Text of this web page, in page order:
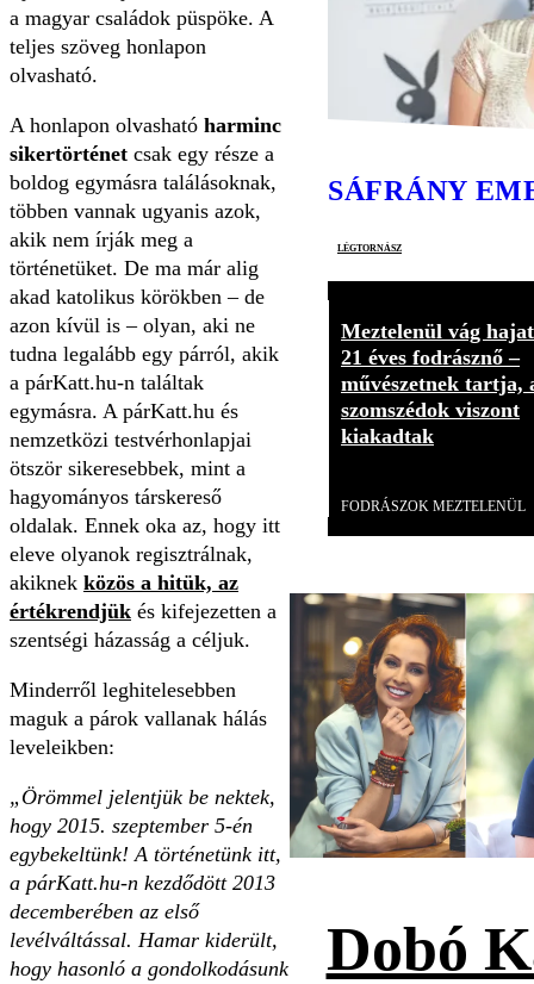
a magyar családok püspöke. A
teljes szöveg honlapon
olvasható.
A honlapon olvasható harminc
sikertörténet csak egy része a
boldog egymásra találásoknak,
többen vannak ugyanis azok,
akik nem írják meg a
történetüket. De ma már alig
akad katolikus körökben – de
azon kívül is – olyan, aki ne
tudna legalább egy párról, akik
a párKatt.hu-n találtak
egymásra. A párKatt.hu és
nemzetközi testvérhonlapjai
ötször sikeresebbek, mint a
hagyományos társkereső
oldalak. Ennek oka az, hogy itt
eleve olyanok regisztrálnak,
akiknek közös a hitük, az
értékrendjük és kifejezetten a
szentségi házasság a céljuk.
Minderről leghitelesebben
maguk a párok vallanak hálás
leveleikben:
„Örömmel jelentjük be nektek,
hogy 2015. szeptember 5-én
egybekeltünk! A történetünk itt,
a párKatt.hu-n kezdődött 2013
decemberében az első
levélváltással. Hamar kiderült,
hogy hasonló a gondolkodásunk
SÁFRÁNY
légtornász
Meztelenül vág
21 éves fodrásznő –
művészetnek tartja,
szomszédok viszont
kiakadtak
FODRÁSZOK MEZTELENÜL
Dobó